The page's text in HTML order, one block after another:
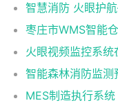
火眼视频监控系统
MES制造执行系统